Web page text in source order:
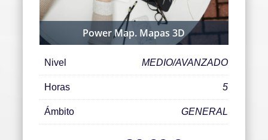
Power Map. Mapas 3D
Nivel MEDIO/AVANZADO
Horas 5
Ámbito GENERAL